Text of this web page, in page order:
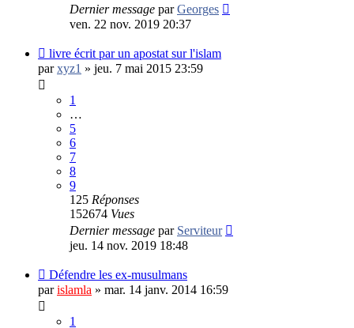
Dernier message parGeorges
ven. 22 nov. 2019 20:37
livre écrit par un apostat sur l'islam
parxyz1 » jeu. 7 mai 2015 23:59
1
…
5
6
7
8
9
125 Réponses
152674 Vues
Dernier message par Serviteur
jeu. 14 nov. 2019 18:48
Défendre les ex-musulmans
parislamla » mar. 14 janv. 2014 16:59
1